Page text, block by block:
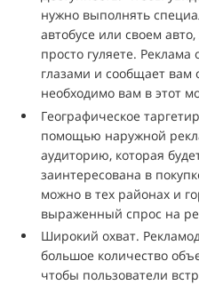
нужно выполнять
автобусе или своем
просто гуляете.
глазами и сообщает вам
необходимо вам в этот
Географическое
помощью наружной
аудиторию, которая
заинтересована в
можно в тех районах и
выраженный спрос на
Широкий охват.
большое количество
чтобы пользователи